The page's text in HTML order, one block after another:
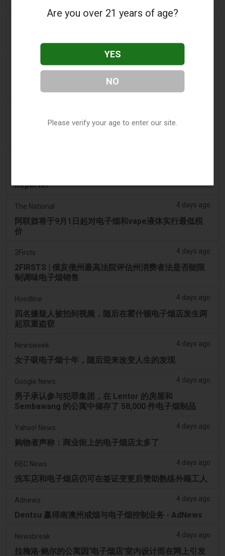
销量下降 14%
The Irish Times 3 days ago
电子烟税在九个月内筹集了2200万欧元后，政府正考虑
提高税率
哥斯达黎加新的电子烟法规原定今日生效，但并未生
Reporter
The National 4 days ago
阿联酋将于9月1日起对电子烟和vape液体实行最低税
价
2Firsts 4 days ago
2FIRSTS | 俄亥俄州最高法院评估州消费者法是否能限
制调味电子烟销售
Hoodline 4 days ago
四名嫌疑人被拍到视频，随后在霍什顿电子烟店发生两
起双重盗窃
Newsweek 4 days ago
女子吸电子烟十年，随后迎来改变人生的发现
Google News 4 days ago
男子承认参与犯罪集团，在 Lentor 的房屋和
Sembawang 的公寓中储存了 58,000 件电子烟制品
Yahoo! News 4 days ago
购物者声称：商业街上的电子烟店太多了
BBC News 4 days ago
洗车店和电子烟店仍可在签证变更后赞助熟练外籍工人
Adnews 4 days ago
Dentsu 赢得南澳州戒烟与电子烟控制业务 - AdNews
Newsbreak 4 days ago
拉梅洛·鲍尔的公寓因‘电子烟店’室内设计而在网上引发
Are you over 21 years of age?
YES
NO
Please verify your age to enter our site.